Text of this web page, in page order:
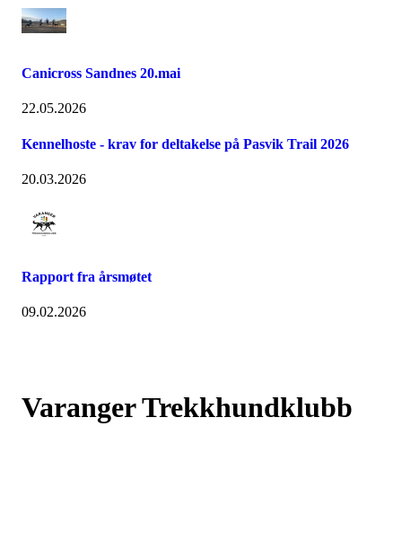
Canicross Sandnes 20.mai
22.05.2026
Kennelhoste - krav for deltakelse på Pasvik Trail 2026
20.03.2026
Rapport fra årsmøtet
09.02.2026
Varanger Trekkhundklubb